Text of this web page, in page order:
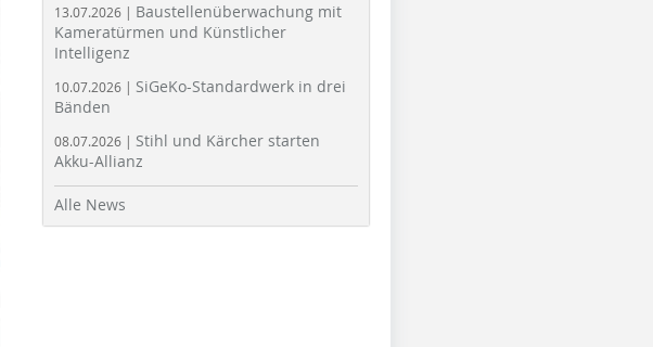
13.07.2026 | Baustellenüberwachung mit
Kameratürmen und Künstlicher
Intelligenz
10.07.2026 | SiGeKo-Standardwerk in drei
Bänden
08.07.2026 | Stihl und Kärcher starten
Akku-Allianz
Alle News